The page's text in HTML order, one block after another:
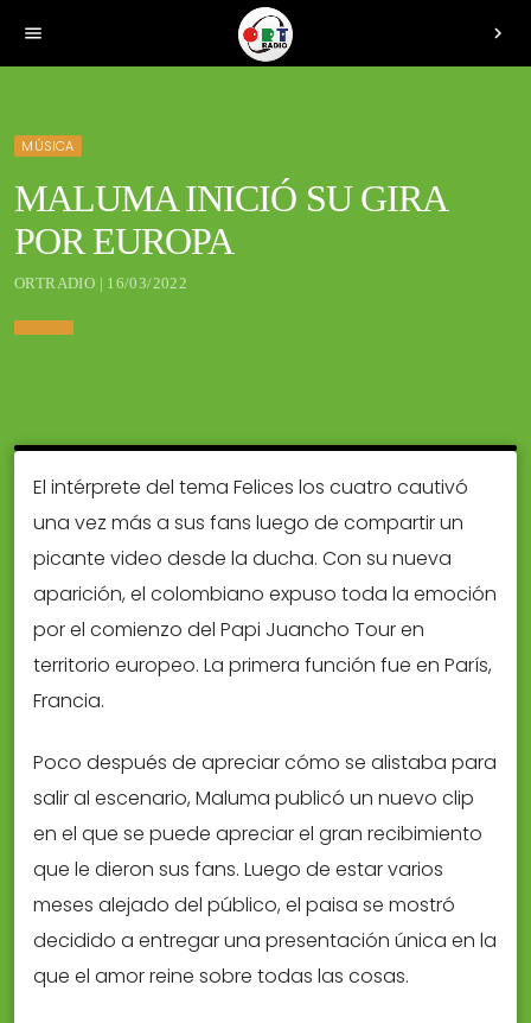
menu chevron_right
MÚSICA
MALUMA INICIÓ SU GIRA
POR EUROPA
ORTRADIO | 16/03/2022
El intérprete del tema Felices los cuatro cautivó
una vez más a sus fans luego de compartir un
picante video desde la ducha. Con su nueva
aparición, el colombiano expuso toda la emoción
por el comienzo del Papi Juancho Tour en
territorio europeo. La primera función fue en París,
Francia.
Poco después de apreciar cómo se alistaba para
salir al escenario, Maluma publicó un nuevo clip
en el que se puede apreciar el gran recibimiento
que le dieron sus fans. Luego de estar varios
meses alejado del público, el paisa se mostró
decidido a entregar una presentación única en la
que el amor reine sobre todas las cosas.